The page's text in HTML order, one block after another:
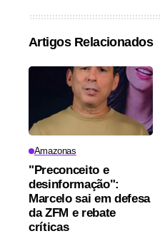
Artigos Relacionados
Amazonas
"Preconceito e
desinformação":
Marcelo sai em defesa
da ZFM e rebate
críticas